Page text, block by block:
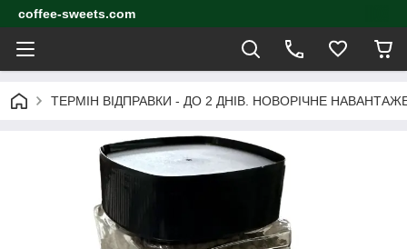
coffee-sweets.com
ТЕРМІН ВІДПРАВКИ - ДО 2 ДНІВ. НОВОРІЧНЕ